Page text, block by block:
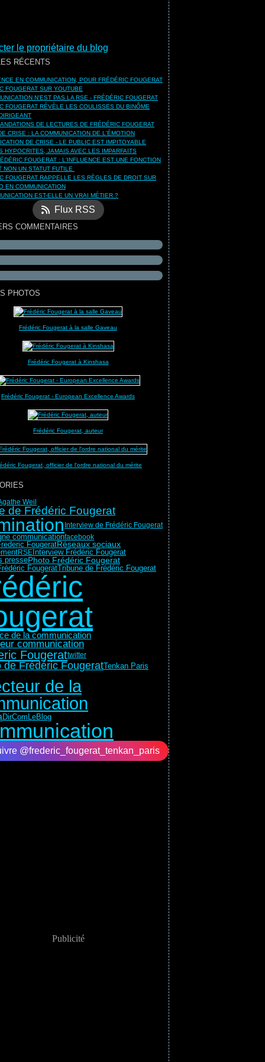
le propriétaire du blog
RÉCENTS
EN COMMUNICATION, POUR FRÉDÉRIC FOUGERAT
FOUGERAT SUR YOUTUBE
N'EST PAS LA RSE - FRÉDÉRIC FOUGERAT
FOUGERAT RÉVÈLE LES COULISSES DU BINÔME
DE LECTURES DE FRÉDÉRIC FOUGERAT
CRISE : LA COMMUNICATION DE L'ÉMOTION
DE CRISE - LE PUBLIC EST IMPITOYABLE
HYPOCRITES, JAMAIS AVEC LES IMPARFAITS
FOUGERAT : L'INFLUENCE EST UNE FONCTION
NON UN STATUT FUTILE
FOUGERAT RAPPELLE LES RÈGLES DE DROIT SUR
EN COMMUNICATION
EST-ELLE UN VRAI MÉTIER ?
Flux RSS
COMMENTAIRES
PHOTOS
Frédéric Fougerat à la salle Gaveau
Frédéric Fougerat à Kinshasa
Frédéric Fougerat - European Excellence Awards
Frédéric Fougerat, auteur
Fougerat, officier de l'ordre national du mérite
Weil
de Frédéric Fougerat
Interview de Frédéric Fougerat
communicationfacebook
FougeratRéseaux sociaux
RSE Interview Frédéric Fougerat
pressePhoto Frédéric Fougerat
FougeratTribune de Frédéric Fougerat
de la communication
communication
Fougerattwitter
de Frédéric FougeratTenkan Paris
de la
DirComLeBlog
@frederic_fougerat_tenkan_paris
Publicité